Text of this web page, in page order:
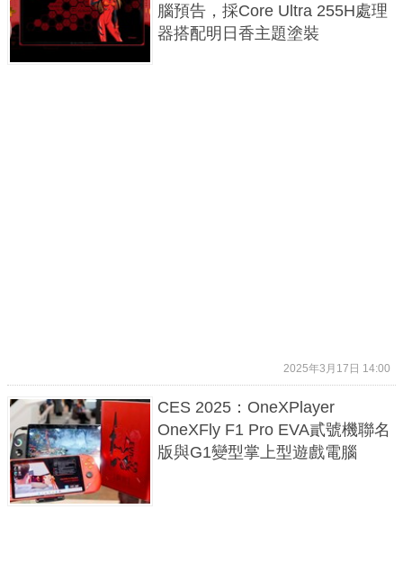
腦預告，採Core Ultra 255H處理
器搭配明日香主題塗裝
2025年3月17日 14:00
CES 2025：OneXPlayer
OneXFly F1 Pro EVA貳號機聯名
版與G1變型掌上型遊戲電腦